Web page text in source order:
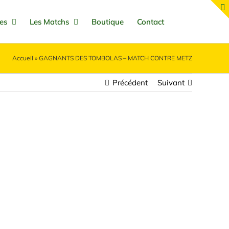
Les Matchs Boutique Contact
Accueil » GAGNANTS DES TOMBOLAS – MATCH CONTRE METZ
Précédent Suivant